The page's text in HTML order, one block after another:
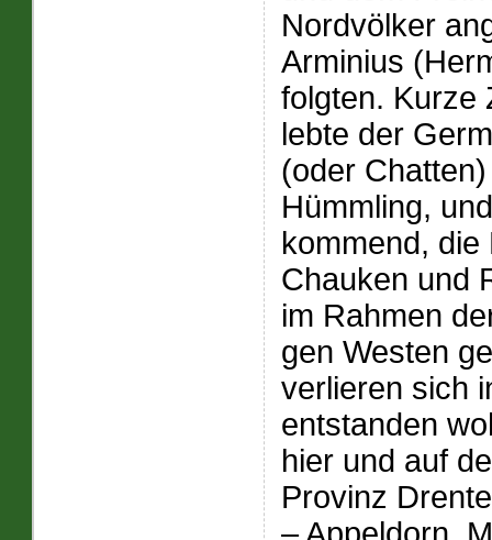
Nordvölker
Arminius
folgten. Kurze
lebte der
(oder
Hümmling,
kommend,
Chauken und
im Rahmen
gen Westen
verlieren sich
entstanden
hier und auf
Provinz